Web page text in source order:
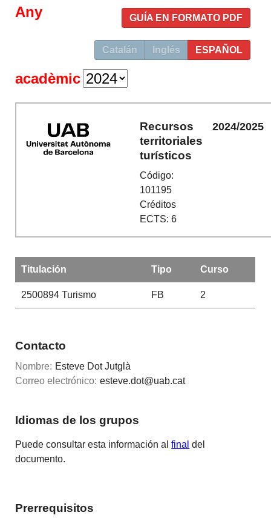
GUÍA EN FORMATO PDF
Catalán Inglés ESPAÑOL
Any
acadèmic
Recursos
territoriales
turísticos
Código:
101195
Créditos
ECTS: 6
2024/2025
Titulación Tipo Curso
2500894Turismo FB 2
Contacto
Nombre: Esteve Dot Jutglà
Correo electrónico: esteve.dot@uab.cat
Idiomas de los grupos
Puede consultar esta información alfinal del
documento.
Prerrequisitos